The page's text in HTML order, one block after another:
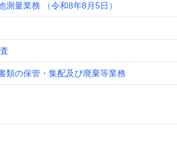
量業務 （令和8年8月5日）
類の保管・集配及び廃棄等業務